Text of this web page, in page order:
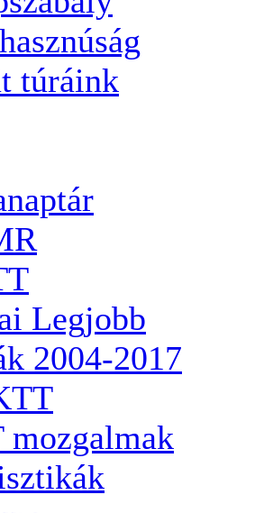
túráink
Legjobb
2004-2017
mozgalmak